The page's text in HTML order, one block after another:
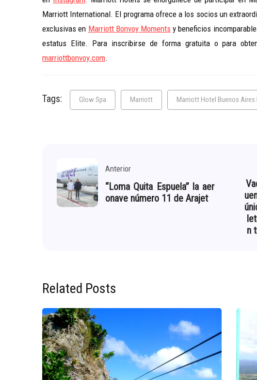
Marriott International. El programa ofrece a los socios un
exclusivas en Marriott Bonvoy Moments y beneficios
estatus Elite. Para inscribirse de forma gratuita o para
marriottbonvoy.com.
Tags: Glow Spa Marriott Marriott Hotel Buenos Aires
Anterior
“Loma Quita Espuela” la aer
onave número 11 de Arajet
n
Related Posts